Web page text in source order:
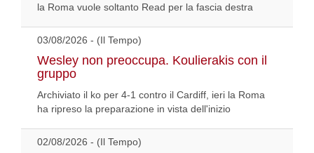
la Roma vuole soltanto Read per la fascia destra
03/08/2026 - (Il Tempo)
Wesley non preoccupa. Koulierakis con il
gruppo
Archiviato il ko per 4-1 contro il Cardiff, ieri la Roma
ha ripreso la preparazione in vista dell'inizio
02/08/2026 - (Il Tempo)